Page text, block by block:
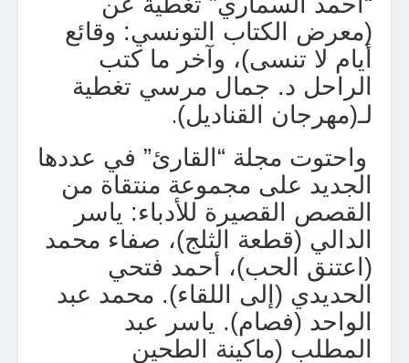
(معرض الكتاب التونسي: وقائع
أيام لا تنسى)، وآخر ما كتب
الراحل د. جمال مرسي تغطية
لـ(مهرجان القناديل).
واحتوت مجلة “القارئ” في عددها
الجديد على مجموعة منتقاة من
القصص القصيرة للأدباء: ياسر
الدالي (قطعة الثلج)، صفاء محمد
(اعتنق الحب)، أحمد فتحي
الحديدي (إلى اللقاء). محمد عبد
الواحد (فصام). ياسر عبد
المطلب (ماكينة الطحين